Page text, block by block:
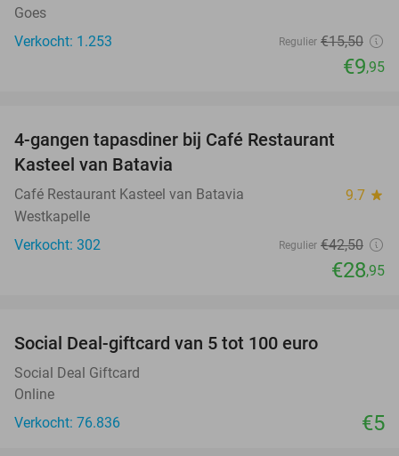
Goes
Verkocht: 1.253
Regulier €15,50
€9,95
4-gangen tapasdiner bij Café Restaurant
Kasteel van Batavia
Café Restaurant Kasteel van Batavia 9.7 star
Westkapelle
Verkocht: 302
Regulier €42,50
€28,95
Social Deal-giftcard van 5 tot 100 euro
Social Deal Giftcard
Online
Verkocht: 76.836
€5